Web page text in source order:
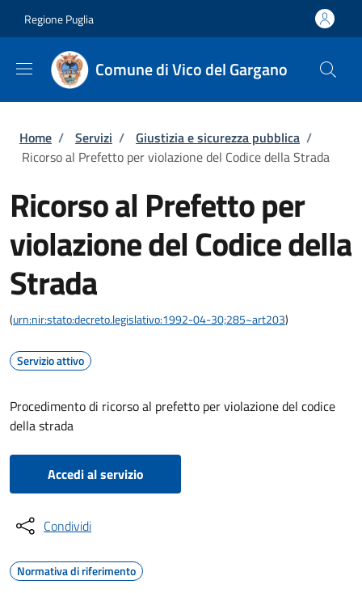
Regione Puglia
Comune di Vico del Gargano
Briciole di pane
Home / Servizi / Giustizia e sicurezza pubblica /
Ricorso al Prefetto per violazione del Codice della Strada
Ricorso al Prefetto per
violazione del Codice della
Strada
(urn:nir:stato:decreto.legislativo:1992-04-30;285~art203)
Servizio attivo
Procedimento di ricorso al prefetto per violazione del codice
della strada
Accedi al servizio
Condividi
Normativa di riferimento